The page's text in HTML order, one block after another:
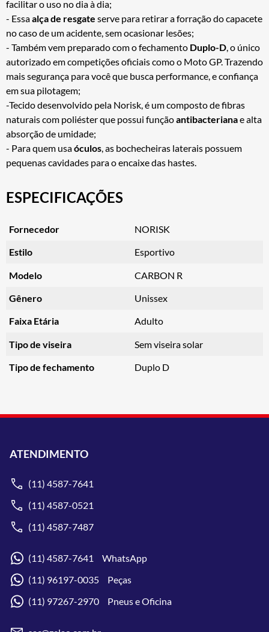
facilitar o uso no dia à dia;
- Essaalça de resgate serve para retirar a forração do capacete
no caso de um acidente, sem ocasionar lesões;
- Também vem preparado com o fechamento Duplo-D , o único
autorizado em competições oficiais como o Moto GP. Trazendo
mais segurança para você que busca performance, e confiança
em sua pilotagem;
-Tecido desenvolvido pela Norisk, é um composto de fibras
naturais com poliéster que possui funçãoantibacterianae alta
absorção de umidade;
- Para quem usaóculos , as bochecheiras laterais possuem
pequenas cavidades para o encaixe das hastes.
ESPECIFICAÇÕES
Fornecedor NORISK
Estilo Esportivo
Modelo CARBON R
Gênero Unissex
Faixa Etária Adulto
Tipo de viseira Sem viseira solar
Tipo de fechamento Duplo D
ATENDIMENTO
(11) 4587-7641
(11) 4587-0521
(11) 4587-7487
(11) 4587-7641 WhatsApp
(11) 96197-0035 Peças
(11) 97267-2970 Pneus e Oficina